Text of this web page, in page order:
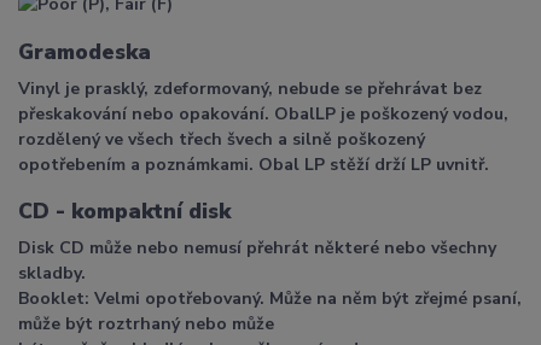
Gramodeska
Vinyl je prasklý, zdeformovaný, nebude se přehrávat bez
přeskakování nebo opakování. ObalLP je poškozený vodou,
rozdělený ve všech třech švech a silně poškozený
opotřebením a poznámkami. Obal LP stěží drží LP uvnitř.
CD - kompaktní disk
Disk CD může nebo nemusí přehrát některé nebo všechny
skladby.
Booklet: Velmi opotřebovaný. Může na něm být zřejmé psaní,
může být roztrhaný nebo může